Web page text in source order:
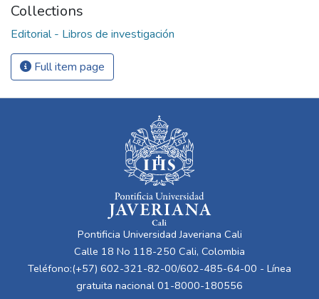
Collections
Editorial - Libros de investigación
Full item page
Pontificia Universidad Javeriana Cali
Calle 18 No 118-250 Cali, Colombia
Teléfono:(+57) 602-321-82-00/602-485-64-00 - Línea
gratuita nacional 01-8000-180556